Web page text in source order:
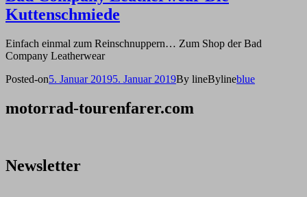
Kuttenschmiede
Einfach einmal zum Reinschnuppern… Zum Shop der Bad
Company Leatherwear
Posted-on5. Januar 20195. Januar 2019By lineBylineblue
motorrad-tourenfarer.com
Newsletter